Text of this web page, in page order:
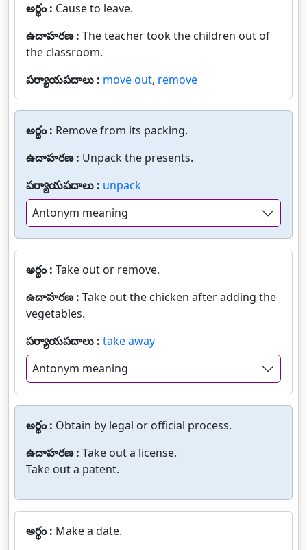
అర్థం : Cause to leave.
ఉదాహరణ : The teacher took the children out of
the classroom.
పర్యాయపదాలు : move out, remove
అర్థం : Remove from its packing.
ఉదాహరణ : Unpack the presents.
పర్యాయపదాలు : unpack
Antonym meaning
అర్థం : Take out or remove.
ఉదాహరణ : Take out the chicken after adding the
vegetables.
పర్యాయపదాలు : take away
Antonym meaning
అర్థం : Obtain by legal or official process.
ఉదాహరణ : Take out a license.
Take out a patent.
అర్థం : Make a date.